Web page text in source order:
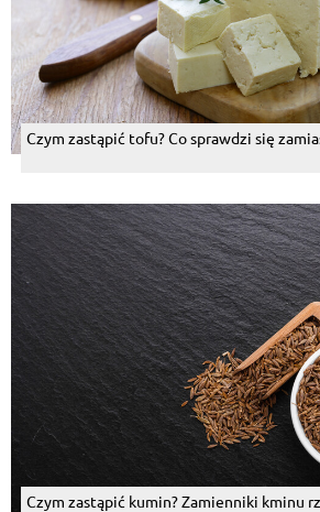
Czym zastąpić tofu? Co sprawdzi się
Czym zastąpić kumin? Zamienniki kminu